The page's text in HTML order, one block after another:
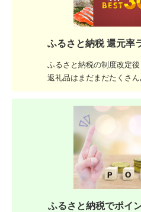
ふるさと納税 還元率
ふるさと納税の制度改定
返礼品はまだまだたくさん
ふるさと納税でポイ